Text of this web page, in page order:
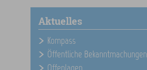
Aktuelles
Kompass
Öffentliche Bekanntmachungen